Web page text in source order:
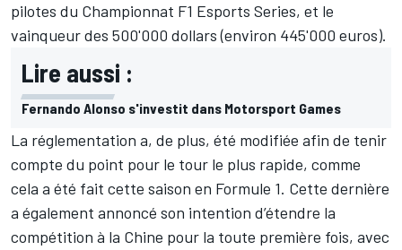
pilotes du Championnat F1 Esports Series, et le
vainqueur des 500'000 dollars (environ 445'000 euros).
Lire aussi :
Fernando Alonso s'investit dans Motorsport Games
La réglementation a, de plus, été modifiée afin de tenir
compte du point pour le tour le plus rapide, comme
cela a été fait cette saison en Formule 1. Cette dernière
a également annoncé son intention d’étendre la
compétition à la Chine pour la toute première fois, avec